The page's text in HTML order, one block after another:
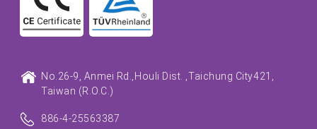
No.26-9, Anmei Rd.,Houli Dist. , Taichung City421,
Taiwan (R.O.C.)
886-4-25563387